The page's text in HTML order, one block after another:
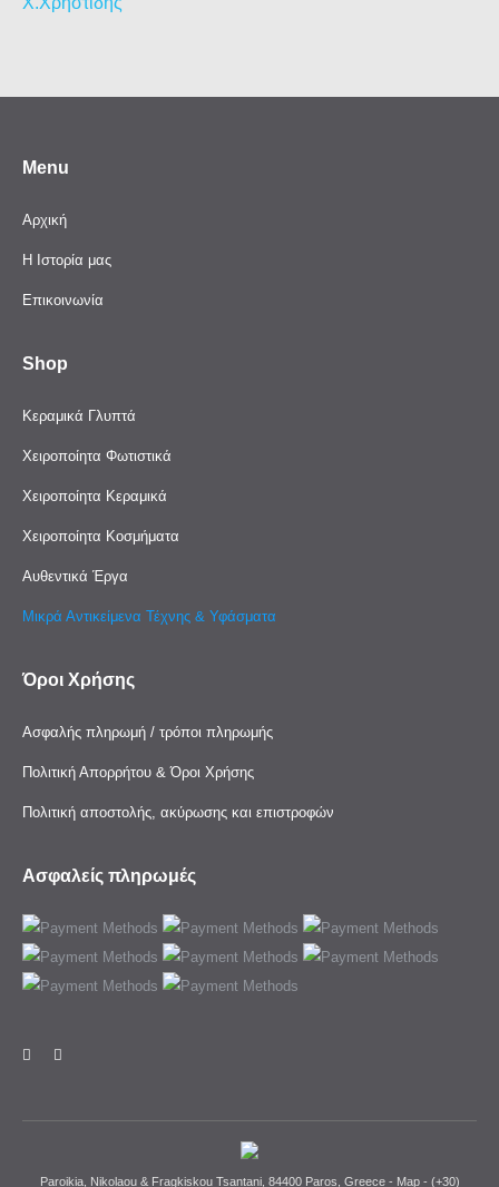
Menu
Αρχική
Η Ιστορία μας
Επικοινωνία
Shop
Κεραμικά Γλυπτά
Χειροποίητα Φωτιστικά
Χειροποίητα Κεραμικά
Χειροποίητα Κοσμήματα
Αυθεντικά Έργα
Μικρά Αντικείμενα Τέχνης & Υφάσματα
Όροι Χρήσης
Ασφαλής πληρωμή / τρόποι πληρωμής
Πολιτική Απορρήτου & Όροι Χρήσης
Πολιτική αποστολής, ακύρωσης και επιστροφών
Ασφαλείς πληρωμές
Paroikia, Nikolaou & Fragkiskou Tsantani, 84400 Paros, Greece - Map- (+30)